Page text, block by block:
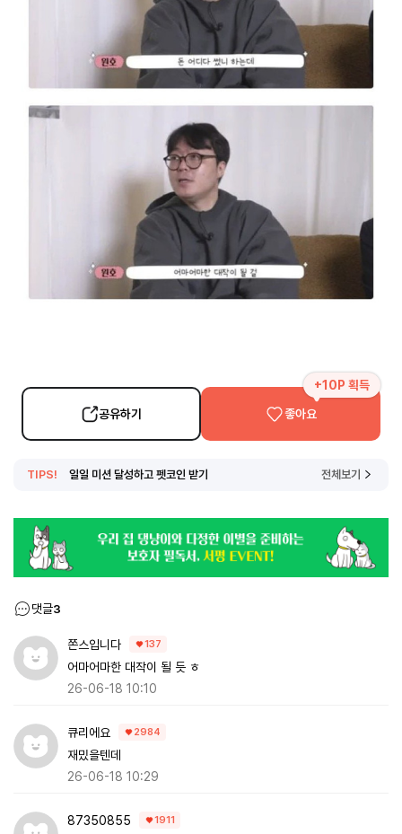
공유하기
+10P 획득
좋아요
TIPS! 일일 미션 달성하고 펫코인 받기 전체보기
댓글3
쫀스입니다 137
어마어마한 대작이 될 듯 ㅎ
26-06-18 10:10
큐리에요 2984
재밌을텐데
26-06-18 10:29
87350855 1911